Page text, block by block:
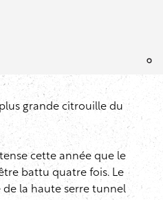
grande citrouille du
cette année que le
battu quatre fois. Le
la haute serre tunnel